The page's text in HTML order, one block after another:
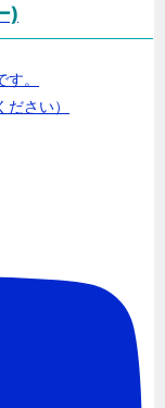
)
。
さい）